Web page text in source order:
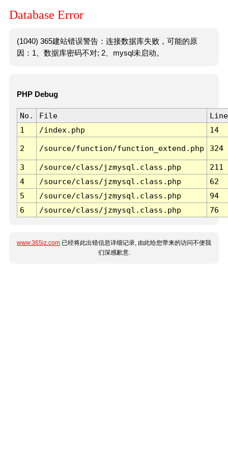
Database Error
(1040) 365建站错误警告：连接数据库失败，可能的原
因：1、数据库密码不对; 2、mysql未启动。
PHP Debug
No. File
Line
1
/index.php 14
2 /source/function/function_extend.php 324
3 /source/class/jzmysql.class.php
211
4
/source/class/jzmysql.class.php
62
5
/source/class/jzmysql.class.php
94
6
/source/class/jzmysql.class.php 76
www.365jz.com 已经将此出错信息详细记录, 由此给您带来的访问不便我
们深感歉意.